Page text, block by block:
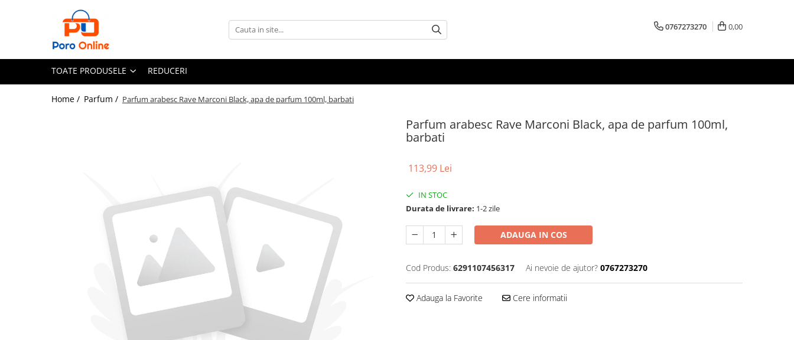
Toate Produsele
0767273270 0,00
TOATE PRODUSELE REDUCERI
Home / Parfum / Parfum arabesc Rave Marconi Black, apa de parfum 100ml, barbati
Parfum arabesc Rave Marconi Black, apa de parfum 100ml,
barbati
113,99 Lei
IN STOC
Durata de livrare: 1-2 zile
ADAUGA IN COS
Cod Produs: 6291107456317 Ai nevoie de ajutor? 0767273270
Adauga la Favorite Cere informatii